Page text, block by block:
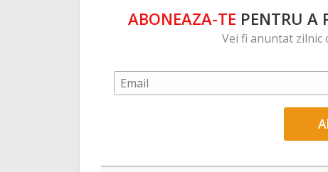
ABONEAZA-TE PENTRU A
Vei fi anuntat zilnic